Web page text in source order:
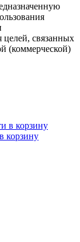
связанных
(коммерческой)
корзину